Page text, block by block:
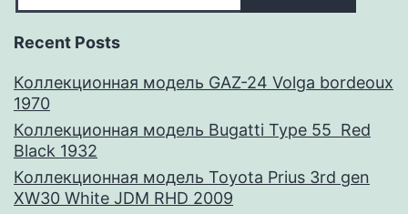
Recent Posts
Коллекционная модель GAZ-24 Volga bordeoux
1970
Коллекционная модель Bugatti Type 55 Red
Black 1932
Коллекционная модель Toyota Prius 3rd gen
XW30 White JDM RHD 2009